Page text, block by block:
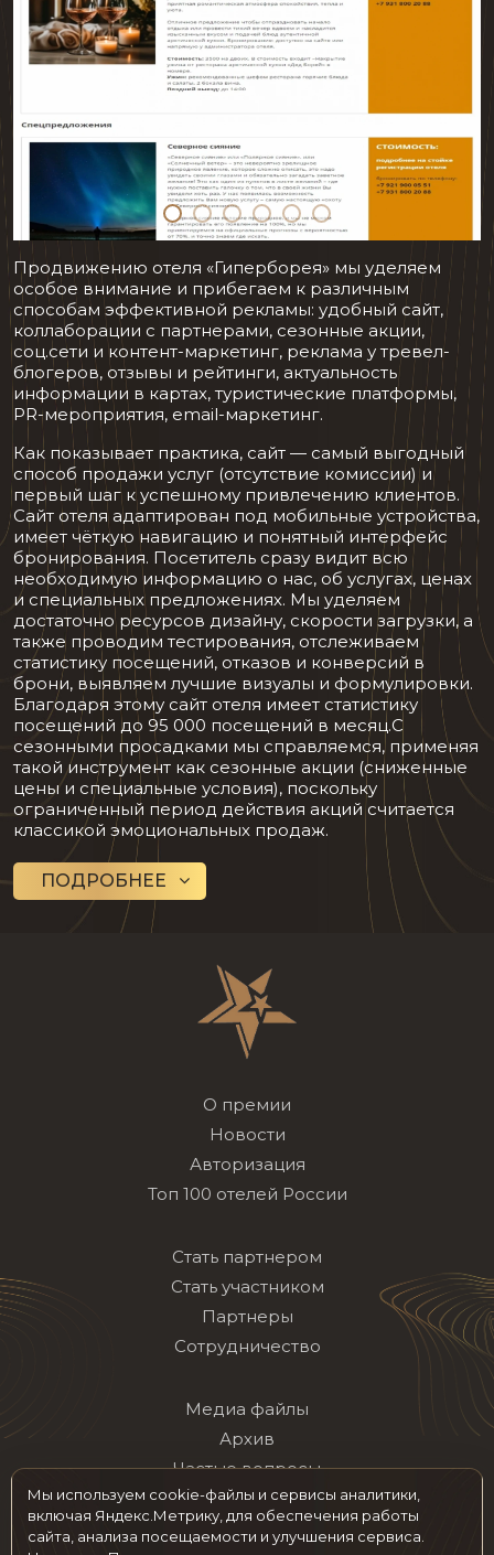
Продвижению отеля «Гиперборея» мы уделяем
особое внимание и прибегаем к различным
способам эффективной рекламы: удобный сайт,
коллаборации с партнерами, сезонные акции,
соц.сети и контент-маркетинг, реклама у тревел-
блогеров, отзывы и рейтинги, актуальность
информации в картах, туристические платформы,
PR-мероприятия, email-маркетинг.
Как показывает практика, сайт — самый выгодный
способ продажи услуг (отсутствие комиссии) и
первый шаг к успешному привлечению клиентов.
Сайт отеля адаптирован под мобильные устройства,
имеет чёткую навигацию и понятный интерфейс
бронирования. Посетитель сразу видит всю
необходимую информацию о нас, об услугах, ценах
и специальных предложениях. Мы уделяем
достаточно ресурсов дизайну, скорости загрузки, а
также проводим тестирования, отслеживаем
статистику посещений, отказов и конверсий в
брони, выявляем лучшие визуалы и формулировки.
Благодаря этому сайт отеля имеет статистику
посещений до 95 000 посещений в месяц.С
сезонными просадками мы справляемся, применяя
такой инструмент как сезонные акции (сниженные
цены и специальные условия), поскольку
ограниченный период действия акций считается
классикой эмоциональных продаж.
ПОДРОБНЕЕ
О премии
Новости
Авторизация
Топ 100 отелей России
Стать партнером
Стать участником
Партнеры
Сотрудничество
Медиа файлы
Архив
Частые вопросы
Контакты
Мы используем cookie-файлы и сервисы аналитики,
включая Яндекс.Метрику, для обеспечения работы
сайта, анализа посещаемости и улучшения сервиса.